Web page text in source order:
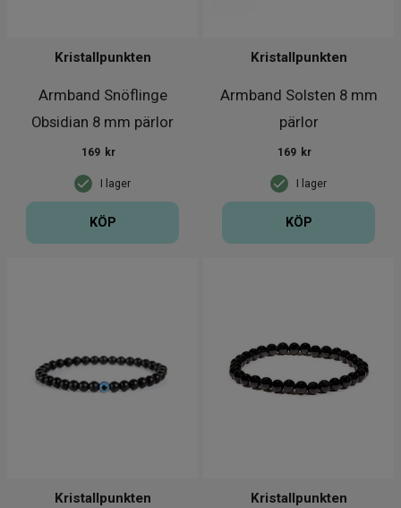
Armband Snöflinge
Obsidian 8 mm pärlor
Kristallpunkten
I lager
169 kr
KÖP
Armband Solsten 8 mm
pärlor
Kristallpunkten
I lager
169 kr
KÖP
Kristallpunkten Kristallpunkten